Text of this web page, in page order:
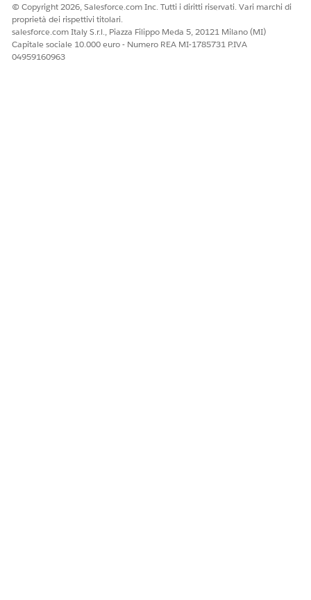
© Copyright 2026, Salesforce.com Inc. Tutti i diritti riservati. Vari marchi di
proprietà dei rispettivi titolari.
salesforce.com Italy S.r.l., Piazza Filippo Meda 5, 20121 Milano (MI)
Capitale sociale 10.000 euro - Numero REA MI-1785731 P.IVA
04959160963